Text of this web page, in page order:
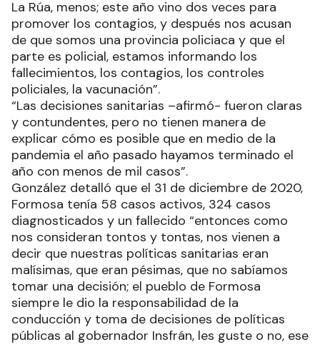
La Rúa, menos; este año vino dos veces para
promover los contagios, y después nos acusan
de que somos una provincia policiaca y que el
parte es policial, estamos informando los
fallecimientos, los contagios, los controles
policiales, la vacunación”.
“Las decisiones sanitarias –afirmó- fueron claras
y contundentes, pero no tienen manera de
explicar cómo es posible que en medio de la
pandemia el año pasado hayamos terminado el
año con menos de mil casos”.
González detalló que el 31 de diciembre de 2020,
Formosa tenía 58 casos activos, 324 casos
diagnosticados y un fallecido “entonces como
nos consideran tontos y tontas, nos vienen a
decir que nuestras políticas sanitarias eran
malísimas, que eran pésimas, que no sabíamos
tomar una decisión; el pueblo de Formosa
siempre le dio la responsabilidad de la
conducción y toma de decisiones de políticas
públicas al gobernador Insfrán, les guste o no, ese